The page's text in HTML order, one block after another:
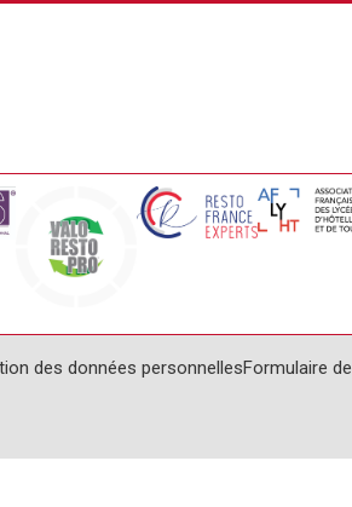
des données personnellesFormulaire